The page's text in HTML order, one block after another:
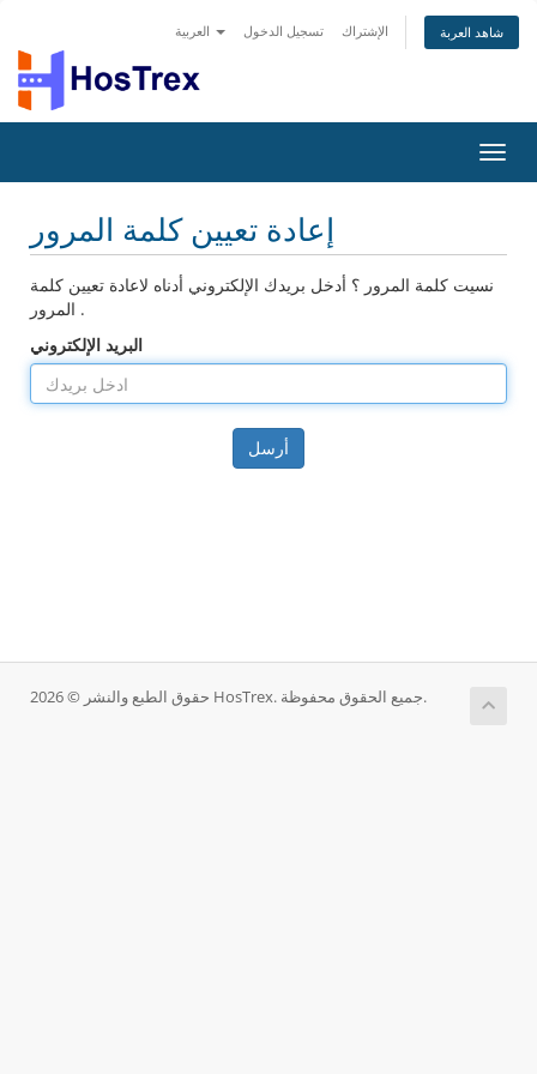
تسجيل الدخول الإشتراك شاهد العربة
تبديل
التنقل
إعادة تعيين كلمة المرور
نسيت كلمة المرور ؟ أدخل بريدك الإلكتروني أدناه لاعادة تعيين كلمة
المرور .
البريد الإلكتروني
أرسل
حقوق الطبع والنشر © 2026 HosTrex. جميع الحقوق محفوظة.